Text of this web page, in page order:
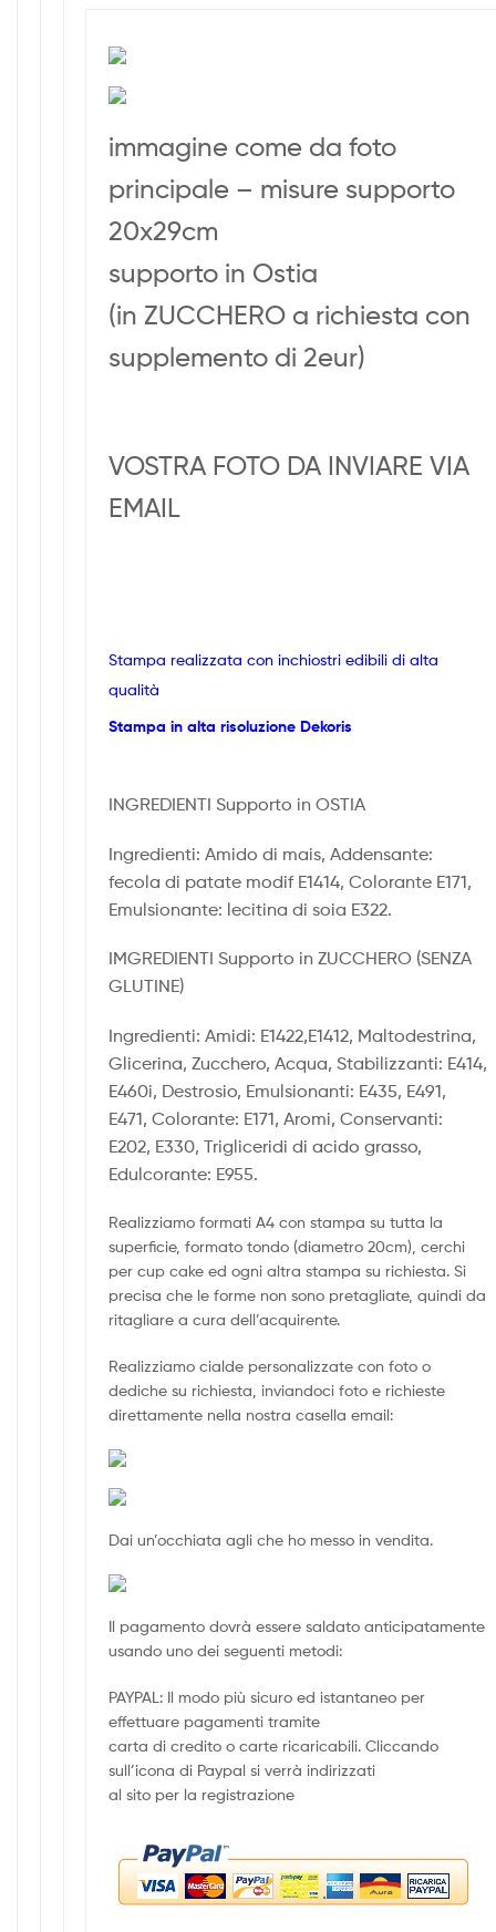
immagine come da foto
principale – misure supporto
20x29cm
supporto in Ostia
(in ZUCCHERO a richiesta con
supplemento di 2eur)
VOSTRA FOTO DA INVIARE VIA
EMAIL
Stampa realizzata con inchiostri edibili di alta
qualità
Stampa in alta risoluzione Dekoris
INGREDIENTI Supporto in OSTIA
Ingredienti: Amido di mais, Addensante:
fecola di patate modif E1414, Colorante E171,
Emulsionante: lecitina di soia E322.
IMGREDIENTI Supporto in ZUCCHERO (SENZA
GLUTINE)
Ingredienti: Amidi: E1422,E1412, Maltodestrina,
Glicerina, Zucchero, Acqua, Stabilizzanti: E414,
E460i, Destrosio, Emulsionanti: E435, E491,
E471, Colorante: E171, Aromi, Conservanti:
E202, E330, Trigliceridi di acido grasso,
Edulcorante: E955.
Realizziamo formati A4 con stampa su tutta la
superficie, formato tondo (diametro 20cm), cerchi
per cup cake ed ogni altra stampa su richiesta. Si
precisa che le forme non sono pretagliate, quindi da
ritagliare a cura dell’acquirente.
Realizziamo cialde personalizzate con foto o
dediche su richiesta, inviandoci foto e richieste
direttamente nella nostra casella email:
Dai un’occhiata agli che ho messo in vendita.
Il pagamento dovrà essere saldato anticipatamente
usando uno dei seguenti metodi:
PAYPAL: Il modo più sicuro ed istantaneo per
effettuare pagamenti tramite
carta di credito o carte ricaricabili. Cliccando
sull’icona di Paypal si verrà indirizzati
al sito per la registrazione